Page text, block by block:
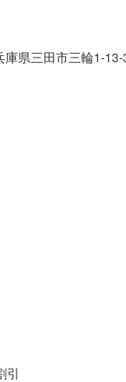
県三田市三輪1-
引